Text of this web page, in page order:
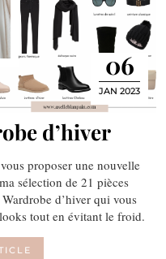
06
JAN 2023
d’hiver
proposer une nouvelle
sélection de 21 pièces
d’hiver qui vous
tout en évitant le froid.